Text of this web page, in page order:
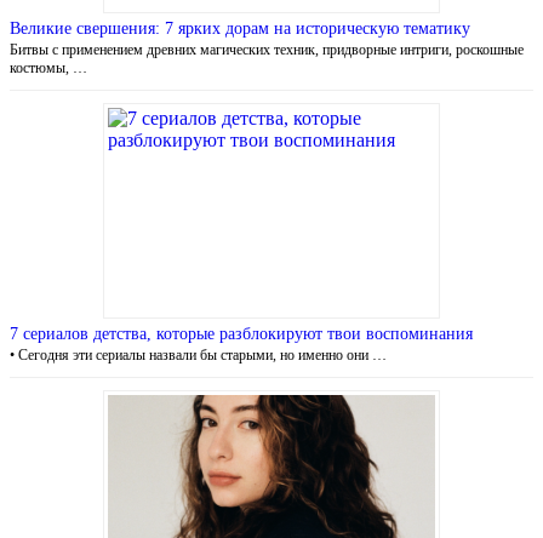
Великие свершения: 7 ярких дорам на историческую тематику
Битвы с применением древних магических техник, придворные интриги, роскошные
костюмы, …
7 сериалов детства, которые разблокируют твои воспоминания
• Сегодня эти сериалы назвали бы старыми, но именно они …